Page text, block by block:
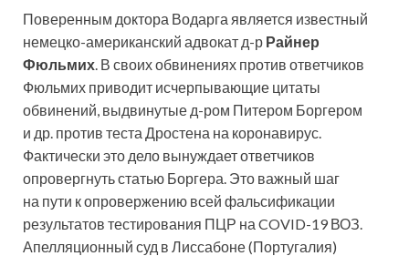
Поверенным доктора Водарга является известный
немецко-американский адвокат д-р Райнер
Фюльмих . В своих обвинениях против ответчиков
Фюльмих приводит исчерпывающие цитаты
обвинений, выдвинутые д-ром Питером Боргером
и др. против теста Дростена на коронавирус.
Фактически это дело вынуждает ответчиков
опровергнуть статью Боргера. Это важный шаг
на пути к опровержению всей фальсификации
результатов тестирования ПЦР на COVID-19 ВОЗ.
Апелляционный суд в Лиссабоне (Португалия)